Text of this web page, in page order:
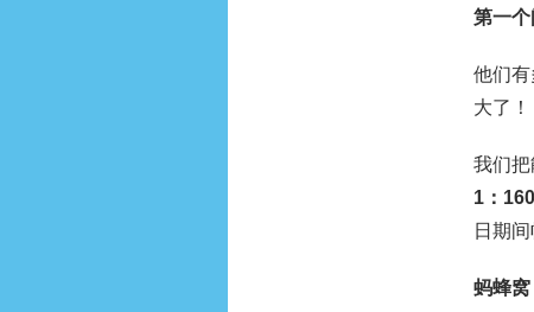
第一个
他们
大了！
我们
1：160
日期
蚂蜂窝